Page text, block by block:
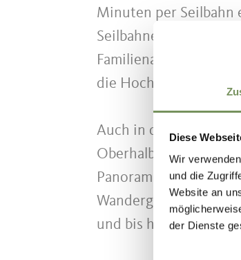
Diese
Wir
und die
Website an
der Dienste
Minuten per Seilbahn
Seilbahnen und
Familienalmen und
die Hochwart.
Auch in den
Oberhalb von Lana
Panoramahügel St.
Wandergebietes
und bis hinauf zum